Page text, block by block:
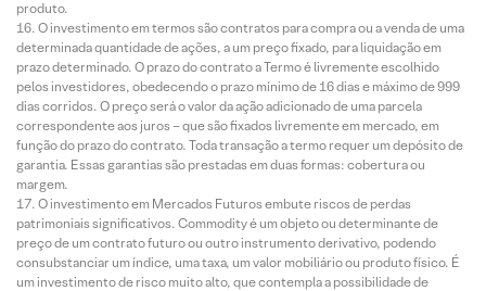
produto.
O investimento em termos são contratos para compra ou a venda de uma
determinada quantidade de ações, a um preço fixado, para liquidação em
prazo determinado. O prazo do contrato a Termo é livremente escolhido
pelos investidores, obedecendo o prazo mínimo de 16 dias e máximo de 999
dias corridos. O preço será o valor da ação adicionado de uma parcela
correspondente aos juros – que são fixados livremente em mercado, em
função do prazo do contrato. Toda transação a termo requer um depósito de
garantia. Essas garantias são prestadas em duas formas: cobertura ou
margem.
O investimento em Mercados Futuros embute riscos de perdas
patrimoniais significativos. Commodity é um objeto ou determinante de
preço de um contrato futuro ou outro instrumento derivativo, podendo
consubstanciar um índice, uma taxa, um valor mobiliário ou produto físico. É
um investimento de risco muito alto, que contempla a possibilidade de